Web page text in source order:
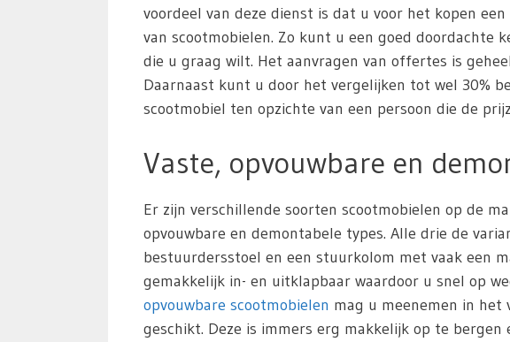
voordeel van deze dienst is dat u voor het kopen
van scootmobielen. Zo kunt u een goed doordachte
die u graag wilt. Het aanvragen van offertes is
Daarnaast kunt u door het vergelijken tot wel 30%
scootmobiel ten opzichte van een persoon die de
Vaste, opvouwbare en
Er zijn verschillende soorten scootmobielen op de
opvouwbare en demontabele types. Alle drie de
bestuurdersstoel en een stuurkolom met vaak een
gemakkelijk in- en uitklapbaar waardoor u snel op
opvouwbare scootmobielen mag u meenemen in het
geschikt. Deze is immers erg makkelijk op te